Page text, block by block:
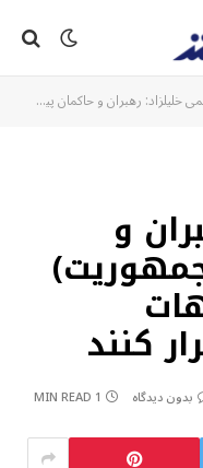
رهبران و حاکمان پیشین ( جمهوریت) می‌کوشند اشتباهات گذشتهٔ خود را تکرار کنند
و
کنند
بدون دیدگاه 1 MIN READ